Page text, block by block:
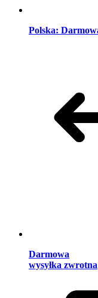
Polska:
Darmowa
wysyłka zwrotna